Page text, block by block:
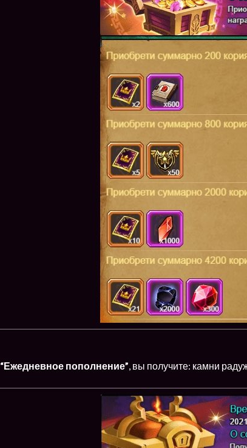
“Ежедневное пополнение”, вы получите: камни